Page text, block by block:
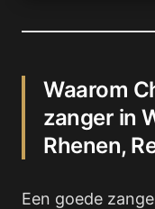
Waarom
zanger in
Rhenen,
Een goede